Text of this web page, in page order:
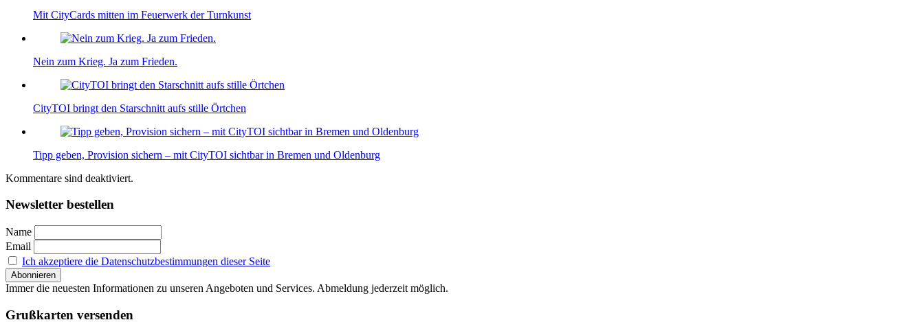
Mit CityCards mitten im Feuerwerk der Turnkunst
Nein zum Krieg. Ja zum Frieden.
CityTOI bringt den Starschnitt aufs stille Örtchen
Tipp geben, Provision sichern – mit CityTOI sichtbar in Bremen und Oldenburg
Kommentare sind deaktiviert.
Newsletter bestellen
Name
Email
Ich akzeptiere die Datenschutzbestimmungen dieser Seite
Immer die neuesten Informationen zu unseren Angeboten und Services. Abmeldung jederzeit möglich.
Grußkarten versenden